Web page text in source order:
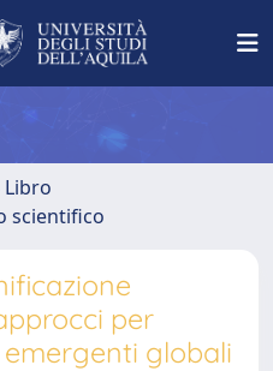
Libro
scientifico
per
globali